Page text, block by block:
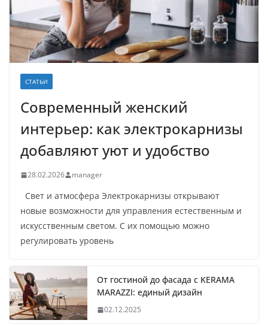
СТАТЬИ
Современный женский
интерьер: как электрокарнизы
добавляют уют и удобство
28.02.2026 manager
Свет и атмосфера Электрокарнизы открывают
новые возможности для управления естественным и
искусственным светом. С их помощью можно
регулировать уровень
От гостиной до фасада с KERAMA
MARAZZI: единый дизайн
02.12.2025